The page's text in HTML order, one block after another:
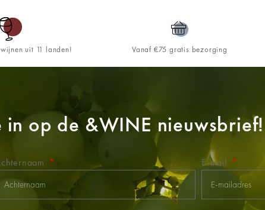
uit 11 landen! Vanaf €75 gratis bezorging
in op de &WINE nieuwsbrief!
E-mail